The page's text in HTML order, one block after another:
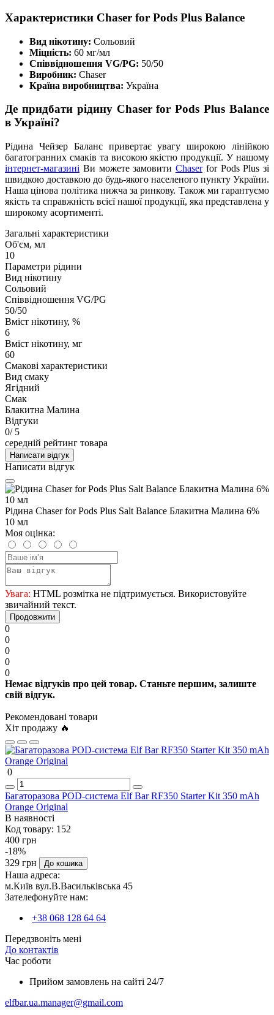
Характеристики Chaser for Pods Plus Balance
Вид нікотину: Сольовий
Міцність: 60 мг/мл
Співвідношення VG/PG: 50/50
Виробник: Chaser
Країна виробництва: Україна
Де придбати рідину Chaser for Pods Plus Balance
в Україні?
Рідина Чейзер Баланс привертає увагу широкою лінійкою
багатогранних смаків та високою якістю продукції. У нашому
інтернет-магазині Ви можете замовити Chaserfor Pods Plus зі
швидкою доставкою до будь-якого населеного пункту України.
Наша цінова політика нижча за ринкову. Також ми гарантуємо
якість та справжність всієї нашої продукції, яка представлена у
широкому асортименті.
Загальні характеристики
Об'єм, мл
10
Параметри рідини
Вид нікотину
Сольовий
Співвідношення VG/PG
50/50
Вміст нікотину, %
6
Вміст нікотину, мг
60
Смакові характеристики
Вид смаку
Ягідний
Смак
Блакитна Малина
Відгуки
0/ 5
середній рейтинг товара
Написати відгук
Написати відгук
Рідина Chaser for Pods Plus Salt Balance Блакитна Малина 6%
10 мл
Моя оцінка:
Увага: HTML розмітка не підтримується. Використовуйте
звичайний текст.
Продовжити
0
0
0
0
0
Немає відгуків про цей товар. Станьте першим, залиште
свій відгук.
Рекомендовані товари
Хіт продажу 🔥
0
Багаторазова POD-система Elf Bar RF350 Starter Kit 350 mAh
Orange Original
В наявності
Код товару: 152
400 грн
-18%
329 грн
До кошика
Наша адреса:
м.Київ вул.В.Васильківська 45
Зателефонуйте нам:
+38 068 128 64 64
Передзвоніть мені
До контактів
Час роботи
Прийом замовлень на сайті 24/7
elfbar.ua.manager@gmail.com